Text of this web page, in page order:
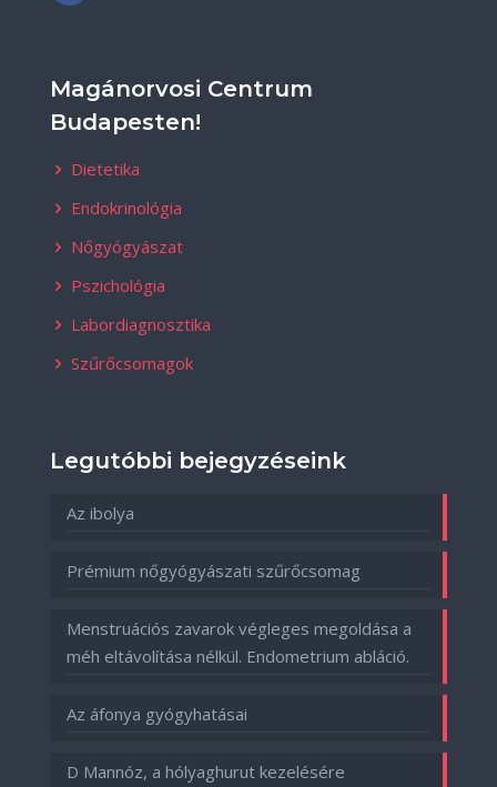
Magánorvosi Centrum
Budapesten!
Dietetika
Endokrinológia
Nőgyógyászat
Pszichológia
Labordiagnosztika
Szűrőcsomagok
Legutóbbi bejegyzéseink
Az ibolya
Prémium nőgyógyászati szűrőcsomag
Menstruációs zavarok végleges megoldása a
méh eltávolítása nélkül. Endometrium abláció.
Az áfonya gyógyhatásai
D Mannóz, a hólyaghurut kezelésére